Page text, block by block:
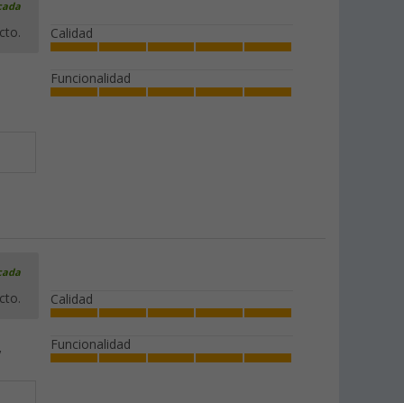
Calidad
Funcionalidad
Calidad
Funcionalidad